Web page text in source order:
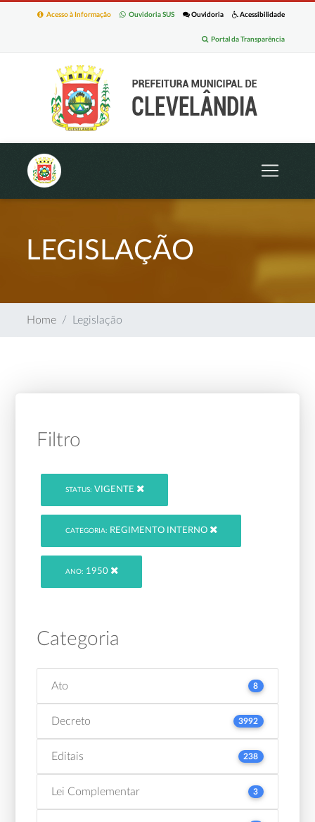
Acessibilidade
Ouvidoria
Ouvidoria SUS
Acesso à Informação
Portal da Transparência
LEGISLAÇÃO
Home Legislação
Filtro
STATUS: VIGENTE
CATEGORIA: REGIMENTO INTERNO
ANO: 1950
Categoria
Ato 8
Decreto 3992
Editais 238
Lei Complementar 3